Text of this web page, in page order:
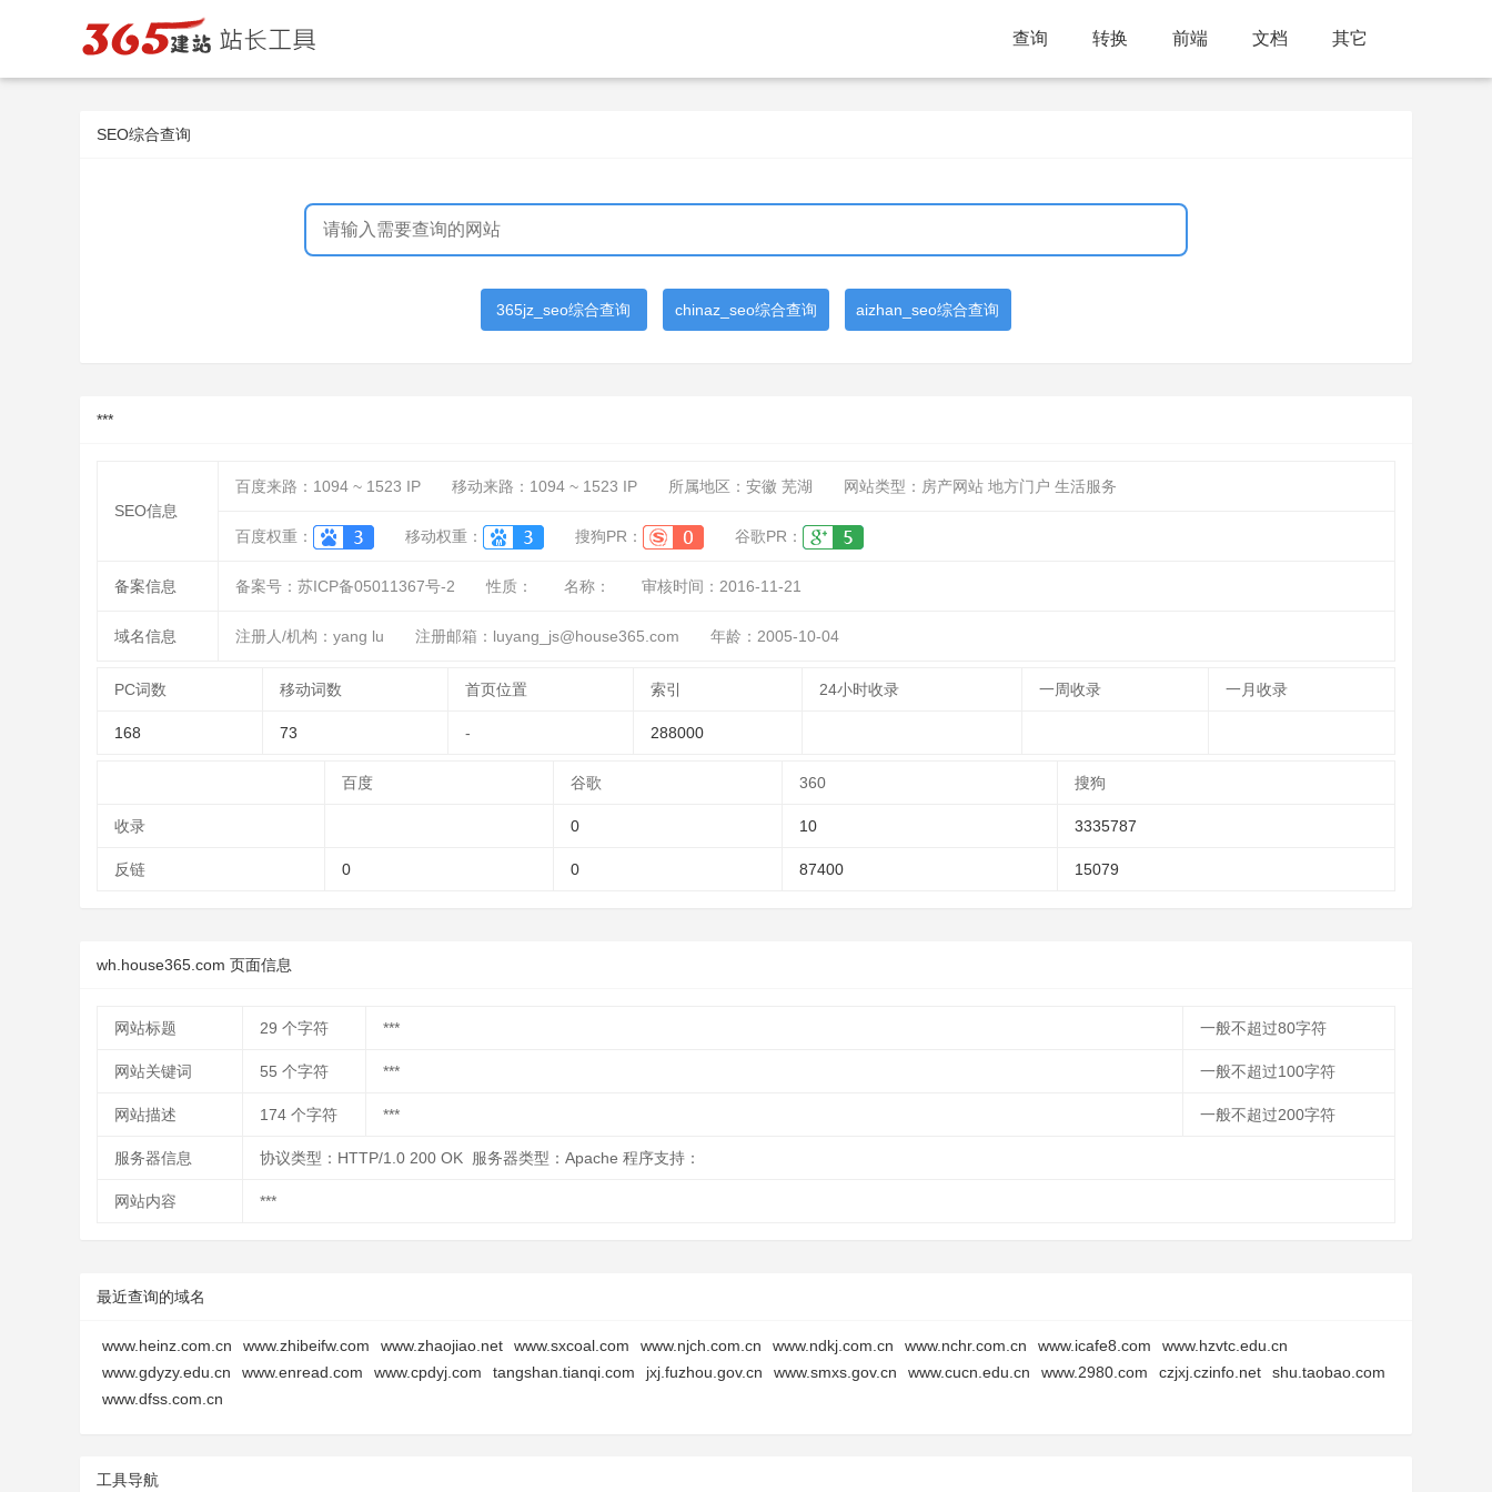
查询 转换 前端 文档 其它
SEO综合查询
365jz_seo综合查询 chinaz_seo综合查询 aizhan_seo综合查询
***
SEO信息
百度来路： 1094 ~ 1523 IP 移动来路： 1094 ~ 1523 IP 所属地区：安徽 芜湖 网站类型：房产网站 地方门户 生活服务
百度权重： 移动权重： 搜狗PR： 谷歌PR：
备案信息 备案号：苏ICP备05011367号-2 性质： 名称： 审核时间： 2016-11-21
域名信息 注册人/机构：yang lu 注册邮箱：luyang_js@house365.com 年龄：2005-10-04
PC词数 移动词数 首页位置 索引 24小时收录 一周收录 一月收录
168 73 - 288000
百度 谷歌 360 搜狗
收录 0 10 3335787
反链 0 0 87400 15079
wh.house365.com 页面信息
网站标题 29 个字符 *** 一般不超过80字符
网站关键词 55 个字符 *** 一般不超过100字符
网站描述 174 个字符 *** 一般不超过200字符
服务器信息 协议类型：HTTP/1.0 200 OK 服务器类型：Apache 程序支持：
网站内容 ***
最近查询的域名
www.heinz.com.cn www.zhibeifw.com www.zhaojiao.net www.sxcoal.com www.njch.com.cn www.ndkj.com.cn www.nchr.com.cn www.icafe8.com
www.hzvtc.edu.cn
www.gdyzy.edu.cn
www.enread.com www.cpdyj.com tangshan.tianqi.com jxj.fuzhou.gov.cn www.smxs.gov.cn www.cucn.edu.cn www.2980.com czjxj.czinfo.net
shu.taobao.com
www.dfss.com.cn
工具导航